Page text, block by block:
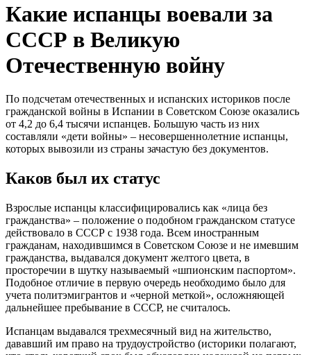
Какие испанцы воевали за
СССР в Великую
Отечественную войну
По подсчетам отечественных и испанских историков после
гражданской войны в Испании в Советском Союзе оказались
от 4,2 до 6,4 тысячи испанцев. Большую часть из них
составляли «дети войны» – несовершеннолетние испанцы,
которых вывозили из страны зачастую без документов.
Каков был их статус
Взрослые испанцы классифицировались как «лица без
гражданства» – положение о подобном гражданском статусе
действовало в СССР с 1938 года. Всем иностранным
гражданам, находившимся в Советском Союзе и не имевшим
гражданства, выдавался документ желтого цвета, в
просторечии в шутку называемый «шпионским паспортом».
Подобное отличие в первую очередь необходимо было для
учета политэмигрантов и «черной меткой», осложняющей
дальнейшее пребывание в СССР, не считалось.
Испанцам выдавался трехмесячный вид на жительство,
дававший им право на трудоустройство (историки полагают,